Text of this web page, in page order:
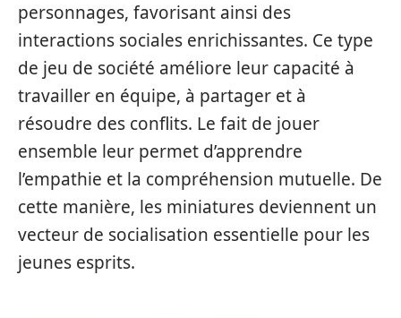
personnages, favorisant ainsi des
interactions sociales enrichissantes. Ce type
de jeu de société améliore leur capacité à
travailler en équipe, à partager et à
résoudre des conflits. Le fait de jouer
ensemble leur permet d’apprendre
l’empathie et la compréhension mutuelle. De
cette manière, les miniatures deviennent un
vecteur de socialisation essentielle pour les
jeunes esprits.